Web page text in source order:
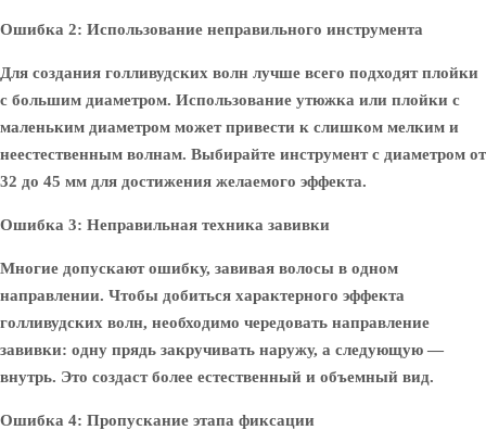
Ошибка 2: Использование неправильного инструмента
Для создания голливудских волн лучше всего подходят плойки
с большим диаметром. Использование утюжка или плойки с
маленьким диаметром может привести к слишком мелким и
неестественным волнам. Выбирайте инструмент с диаметром от
32 до 45 мм для достижения желаемого эффекта.
Ошибка 3: Неправильная техника завивки
Многие допускают ошибку, завивая волосы в одном
направлении. Чтобы добиться характерного эффекта
голливудских волн, необходимо чередовать направление
завивки: одну прядь закручивать наружу, а следующую —
внутрь. Это создаст более естественный и объемный вид.
Ошибка 4: Пропускание этапа фиксации